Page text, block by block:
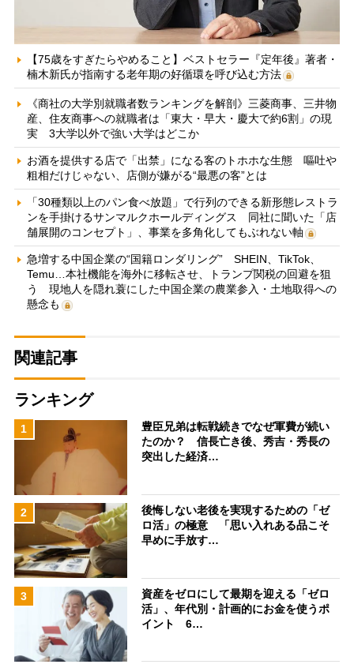
【75歳をすぎたらやめること】ベストセラー『定年後』著者・
楠木新氏が指南する老年期の好循環を呼び込む方法
《商社の大学別就職者数ランキングを解剖》三菱商事、三井物
産、住友商事への就職者は「東大・早大・慶大で約6割」の現
実 3大学以外で強い大学はどこか
お酒を提供する店で「出禁」になる客のトホホな生態 嘔吐や
粗相だけじゃない、店側が嫌がる“最悪の客”とは
「30種類以上のパン食べ放題」で行列のできる新形態レストラ
ンを手掛けるサンマルクホールディングス 同社に聞いた「店
舗展開のコンセプト」、事業を多角化してもぶれない軸
急増する中国企業の“国籍ロンダリング” SHEIN、TikTok、
Temu…本社機能を海外に移転させ、トランプ関税の回避を狙
う 現地人を隠れ蓑にした中国企業の農業参入・土地取得への
懸念も
関連記事
ランキング
1
豊臣兄弟は転戦続きでなぜ軍費が続い
たのか？ 信長亡き後、秀吉・秀長の
突出した経済…
2
後悔しない老後を実現するための「ゼ
ロ活」の極意 「思い入れある品こそ
早めに手放す…
3
資産をゼロにして最期を迎える「ゼロ
活」、年代別・計画的にお金を使うポ
イント 6…